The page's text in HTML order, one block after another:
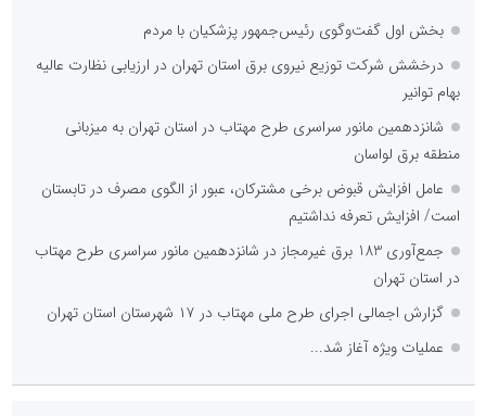
بخش اول گفت‌وگوی رئیس‌جمهور پزشکیان با مردم
درخشش شرکت توزیع نیروی برق استان تهران در ارزیابی نظارت عالیه
بهام توانیر
شانزدهمین مانور سراسری طرح مهتاب در استان تهران به میزبانی
منطقه برق لواسان
عامل افزایش قبوض برخی مشترکان، عبور از الگوی مصرف در تابستان
است/ افزایش تعرفه نداشتیم
جمع‌آوری 183 برق غیرمجاز در شانزدهمین مانور سراسری طرح مهتاب
در استان تهران
گزارش اجمالی اجرای طرح ملی مهتاب در ۱۷ شهرستان استان تهران
عملیات ویژه آغاز شد...